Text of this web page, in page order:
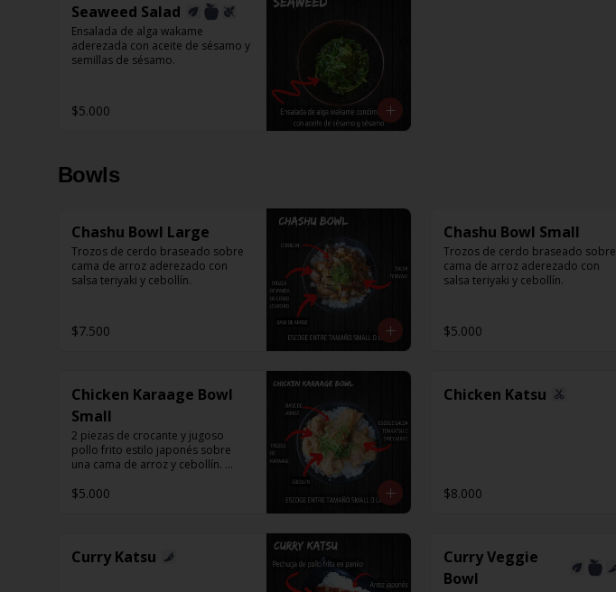
Seaweed Salad
Ensalada de alga wakame
aderezada con aceite de sésamo y
semillas de sésamo.
$5.000
Bowls
Chashu Bowl Large
Trozos de cerdo braseado sobre
cama de arroz aderezado con
salsa teriyaki y cebollín.
$7.500
Chashu Bowl Small
Trozos de cerdo braseado sobre
cama de arroz aderezado con
salsa teriyaki y cebollín.
$5.000
Chicken Karaage Bowl
Small
2 piezas de crocante y jugoso
pollo frito estilo japonés sobre
una cama de arroz y cebollín.
Mayo o Salsa Tonkatsu.
$5.000
Chicken Katsu
$8.000
Curry Katsu
Curry Veggie
Bowl